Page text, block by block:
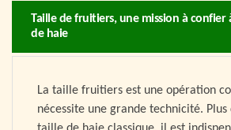
Taille de fruitiers, une mission à confier
de haie
La taille fruitiers est une opération
nécessite une grande technicité. Plus